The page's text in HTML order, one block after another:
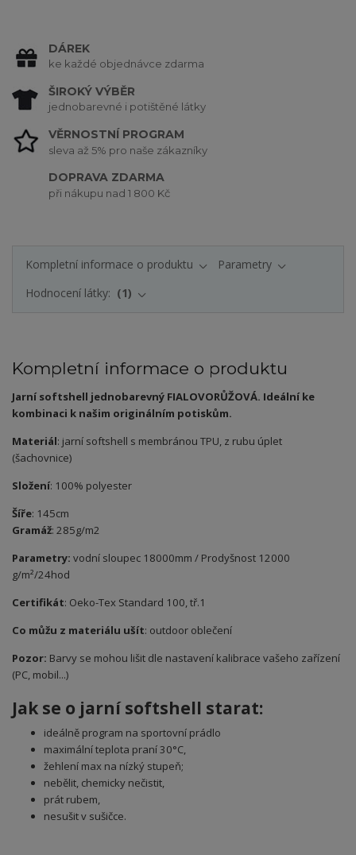
DÁREK
ke každé objednávce zdarma
ŠIROKÝ VÝBĚR
jednobarevné i potištěné látky
VĚRNOSTNÍ PROGRAM
sleva až 5% pro naše zákazníky
DOPRAVA ZDARMA
při nákupu nad 1 800 Kč
Kompletní informace o produktu
Parametry
Hodnocení látky:
1
Kompletní informace o produktu
Jarní softshell jednobarevný FIALOVORŮŽOVÁ. Ideální ke
kombinaci k našim originálním potiskům.
Materiál: jarní softshell s membránou TPU, z rubu úplet
(šachovnice)
Složení: 100% polyester
Šíře: 145cm
Gramáž: 285g/m2
Parametry: vodní sloupec 18000mm / Prodyšnost 12000
g/m²/24hod
Certifikát: Oeko-Tex Standard 100, tř.1
Co můžu z materiálu ušít: outdoor oblečení
Pozor: Barvy se mohou lišit dle nastavení kalibrace vašeho zařízení
(PC, mobil...)
Jak se o jarní softshell starat:
ideálně program na sportovní prádlo
maximální teplota praní 30°C,
žehlení max na nízký stupeň;
nebělit, chemicky nečistit,
prát rubem,
nesušit v sušičce.